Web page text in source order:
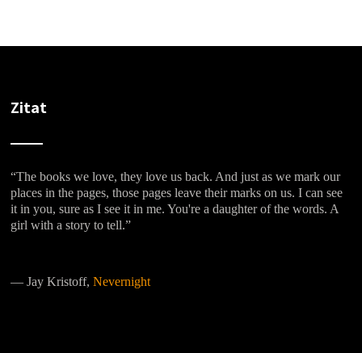
Zitat
“The books we love, they love us back. And just as we mark our
places in the pages, those pages leave their marks on us. I can see
it in you, sure as I see it in me. You're a daughter of the words. A
girl with a story to tell.”
―Jay Kristoff,Nevernight